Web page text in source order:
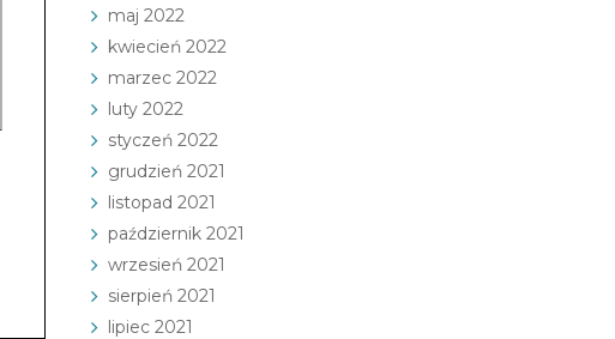
maj 2022
kwiecień 2022
marzec 2022
luty 2022
styczeń 2022
grudzień 2021
listopad 2021
październik 2021
wrzesień 2021
sierpień 2021
lipiec 2021